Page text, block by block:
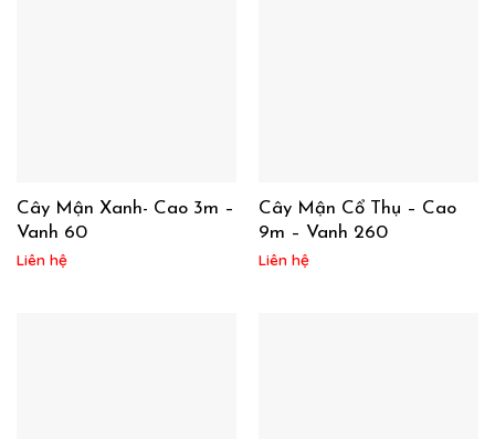
Cây Mận Xanh- Cao 3m –
Vanh 60
Liên hệ
Cây Mận Cổ Thụ – Cao
9m – Vanh 260
Liên hệ